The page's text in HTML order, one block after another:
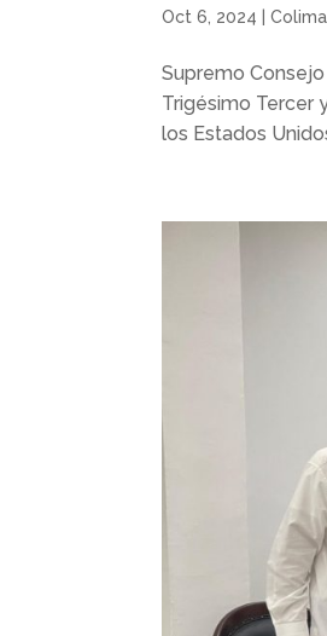
Oct 6, 2024 |Colima
Supremo
Trigésimo Tercer
los Estados